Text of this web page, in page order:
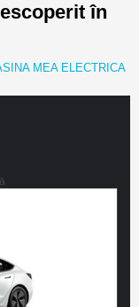
în
MEA ELECTRICA